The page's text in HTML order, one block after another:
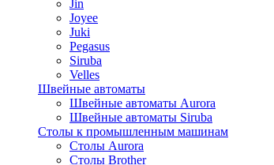
Jin
Joyee
Juki
Pegasus
Siruba
Velles
Швейные автоматы
Швейные автоматы Aurora
Швейные автоматы Siruba
Столы к промышленным машинам
Столы Aurora
Столы Brother